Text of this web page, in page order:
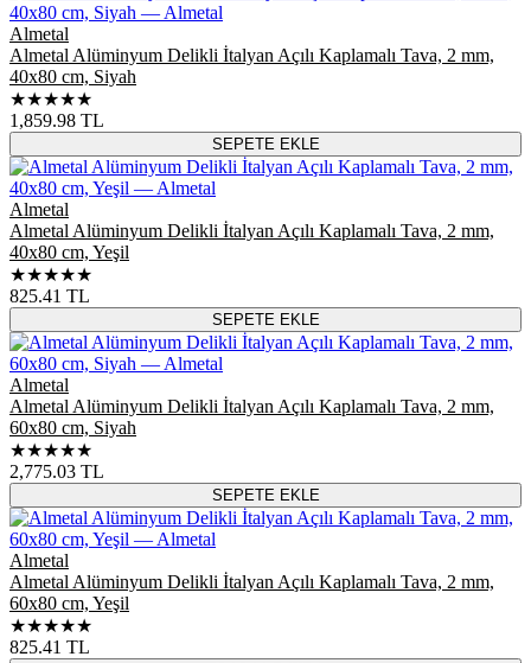
Almetal
Almetal Alüminyum Delikli İtalyan Açılı Kaplamalı Tava, 2 mm,
40x80 cm, Siyah
★★★★★
1,859.98 TL
SEPETE EKLE
Almetal
Almetal Alüminyum Delikli İtalyan Açılı Kaplamalı Tava, 2 mm,
40x80 cm, Yeşil
★★★★★
825.41 TL
SEPETE EKLE
Almetal
Almetal Alüminyum Delikli İtalyan Açılı Kaplamalı Tava, 2 mm,
60x80 cm, Siyah
★★★★★
2,775.03 TL
SEPETE EKLE
Almetal
Almetal Alüminyum Delikli İtalyan Açılı Kaplamalı Tava, 2 mm,
60x80 cm, Yeşil
★★★★★
825.41 TL